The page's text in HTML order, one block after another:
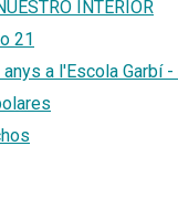
INTERIOR
21
a l'Escola Garbí